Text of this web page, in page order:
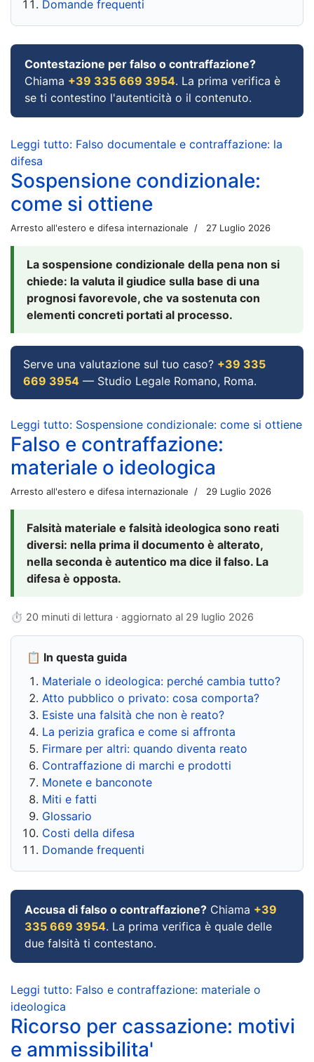
Domande frequenti
Contestazione per falso o contraffazione?
Chiama +39 335 669 3954. La prima verifica è
se ti contestino l'autenticità o il contenuto.
Leggi tutto: Falso documentale e contraffazione: la
difesa
Sospensione condizionale:
come si ottiene
Arresto all'estero e difesa internazionale 27 Luglio 2026
La sospensione condizionale della pena non si
chiede: la valuta il giudice sulla base di una
prognosi favorevole, che va sostenuta con
elementi concreti portati al processo.
Serve una valutazione sul tuo caso? +39 335
669 3954 — Studio Legale Romano, Roma.
Leggi tutto: Sospensione condizionale: come si ottiene
Falso e contraffazione:
materiale o ideologica
Arresto all'estero e difesa internazionale 29 Luglio 2026
Falsità materiale e falsità ideologica sono reati
diversi: nella prima il documento è alterato,
nella seconda è autentico ma dice il falso. La
difesa è opposta.
⏱ 20 minuti di lettura · aggiornato al 29 luglio 2026
📋 In questa guida
Materiale o ideologica: perché cambia tutto?
Atto pubblico o privato: cosa comporta?
Esiste una falsità che non è reato?
La perizia grafica e come si affronta
Firmare per altri: quando diventa reato
Contraffazione di marchi e prodotti
Monete e banconote
Miti e fatti
Glossario
Costi della difesa
Domande frequenti
Accusa di falso o contraffazione? Chiama +39
335 669 3954. La prima verifica è quale delle
due falsità ti contestano.
Leggi tutto: Falso e contraffazione: materiale o
ideologica
Ricorso per cassazione: motivi
e ammissibilita'